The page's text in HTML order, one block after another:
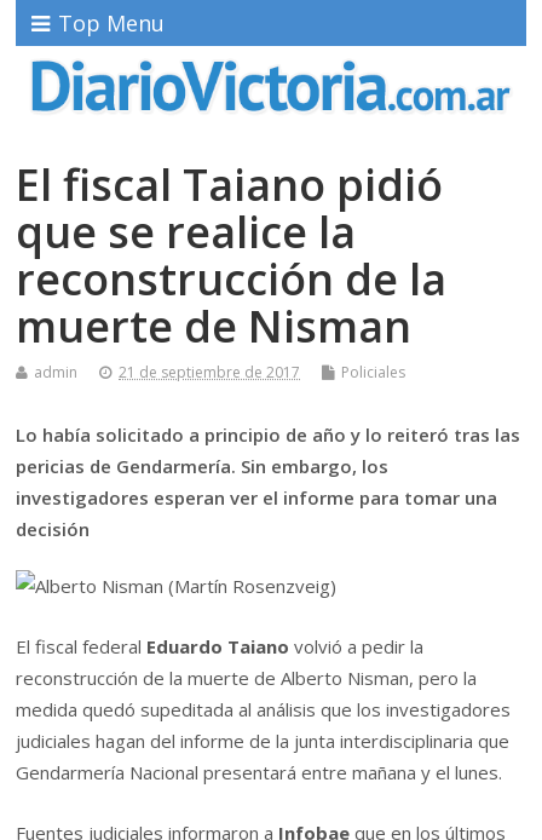
Top Menu
El fiscal Taiano pidió
que se realice la
reconstrucción de la
muerte de Nisman
admin 21 de septiembre de 2017 Policiales
Lo había solicitado a principio de año y lo reiteró tras las
pericias de Gendarmería. Sin embargo, los
investigadores esperan ver el informe para tomar una
decisión
El fiscal federal Eduardo Taiano volvió a pedir la
reconstrucción de la muerte de Alberto Nisman, pero la
medida quedó supeditada al análisis que los investigadores
judiciales hagan del informe de la junta interdisciplinaria que
Gendarmería Nacional presentará entre mañana y el lunes.
Fuentes judiciales informaron a Infobae que en los últimos